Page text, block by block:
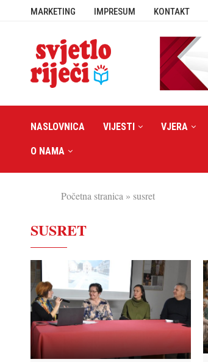
MARKETING IMPRESUM KONTAKT
NASLOVNICA VIJESTI VJERA
O NAMA
Početna stranica » susret
SUSRET